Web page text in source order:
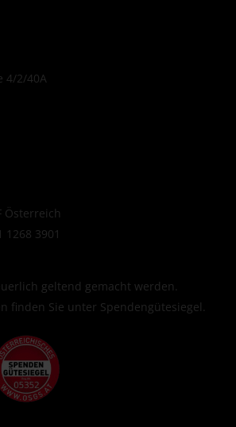
4/2/40A
Österreich
1268 3901
geltend gemacht werden.
finden Sie unter Spendengütesiegel.